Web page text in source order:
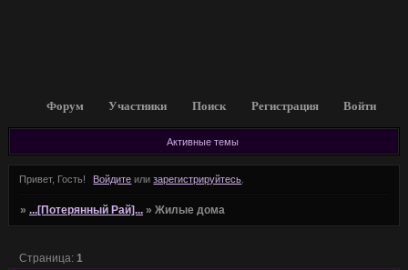
Форум Участники Поиск Регистрация Войти
Активные темы
Привет, Гость! Войдите илизарегистрируйтесь
»...[Потерянный Рай]... »Жилые дома
Страница:1